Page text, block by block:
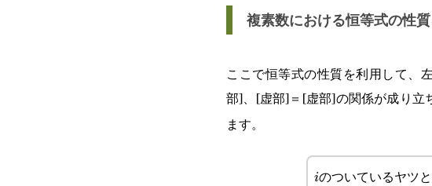
\sin^3\theta)
複素数における恒等式の性
ここで恒等式の性質を利用して、
部]、[虚部]＝[虚部]の関係が成り立
ます。
i
iのついているヤツ